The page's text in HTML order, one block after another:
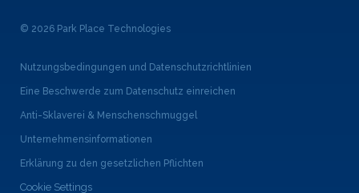
© 2026 Park Place Technologies
Nutzungsbedingungen und Datenschutzrichtlinien
Eine Beschwerde zum Datenschutz einreichen
Anti-Sklaverei & Menschenschmuggel
Unternehmensinformationen
Erklärung zu den gesetzlichen Pflichten
Cookie Settings